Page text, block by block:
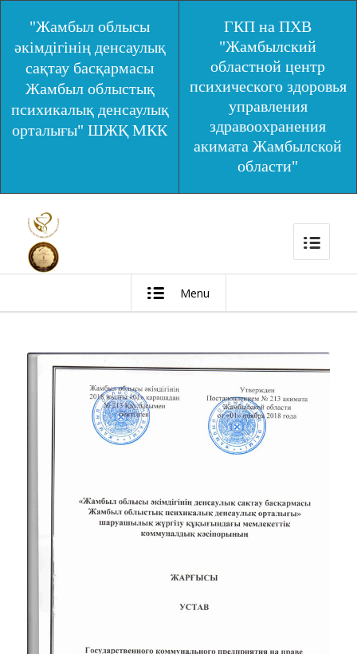
"Жамбыл облысы
әкімдігінің денсаулық
сақтау басқармасы
Жамбыл облыстық
психикалық денсаулық
орталығы" ШЖҚ МКК
ГКП на ПХВ
"Жамбылский
областной центр
психического здоровья
управления
здравоохранения
акимата Жамбылской
области"
Menu